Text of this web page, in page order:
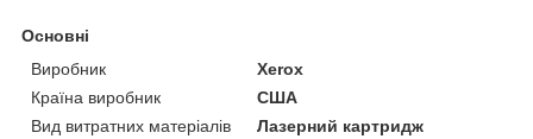
Основні
Виробник
Xerox
Країна виробник
США
Вид витратних матеріалів
Лазерний картридж